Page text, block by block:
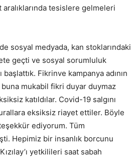
tesislere gelmeleri
sosyal medyada, kan stoklarındaki
geçti ve sosyal sorumluluk
başlattık. Fikrinve kampanya adının
buna mukabil fikri duyar duymaz
katıldılar. Covid-19 salgını
eksiksiz riayet ettiler. Böyle
ediyorum. Tüm
Hepimiz bir insanlık borcunu
yetkilileri saat sabah